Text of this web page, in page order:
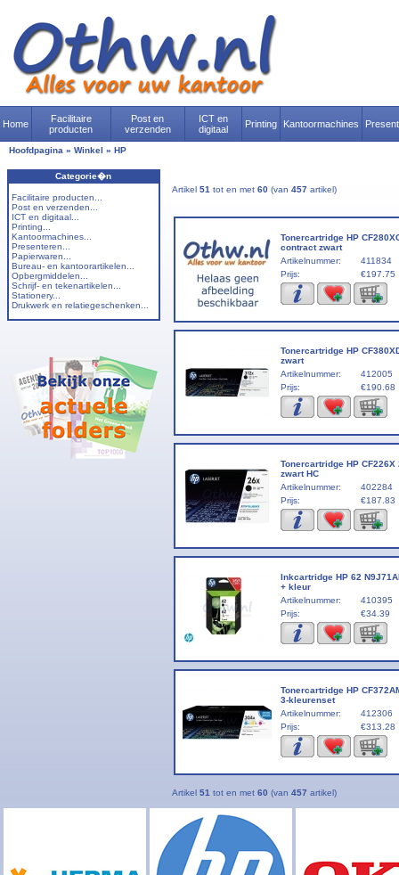
Home
Facilitaire
producten
Post en
verzenden
ICT en
digitaal
Printing Kantoormachines
Hoofdpagina » Winkel » HP
Categorie�n
Facilitaire producten...
Post en verzenden...
ICT en digitaal...
Printing...
Kantoormachines...
Presenteren...
Papierwaren...
Bureau- en kantoorartikelen...
Opbergmiddelen...
Schrijf- en tekenartikelen...
Stationery...
Drukwerk en relatiegeschenken...
Artikel 51 tot en met 60 (van 457 artikel)
Tonercartridge HP
contract zwart
Artikelnummer:
411834
Prijs:
€197.75
Tonercartridge HP
zwart
Artikelnummer:
412005
Prijs:
€190.68
Tonercartridge HP CF226X
zwart HC
Artikelnummer:
402284
Prijs:
€187.83
Inkcartridge HP 62
+ kleur
Artikelnummer:
410395
Prijs:
€34.39
Tonercartridge HP
3-kleurenset
Artikelnummer:
412306
Prijs:
€313.28
Artikel 51 tot en met 60 (van 457 artikel)